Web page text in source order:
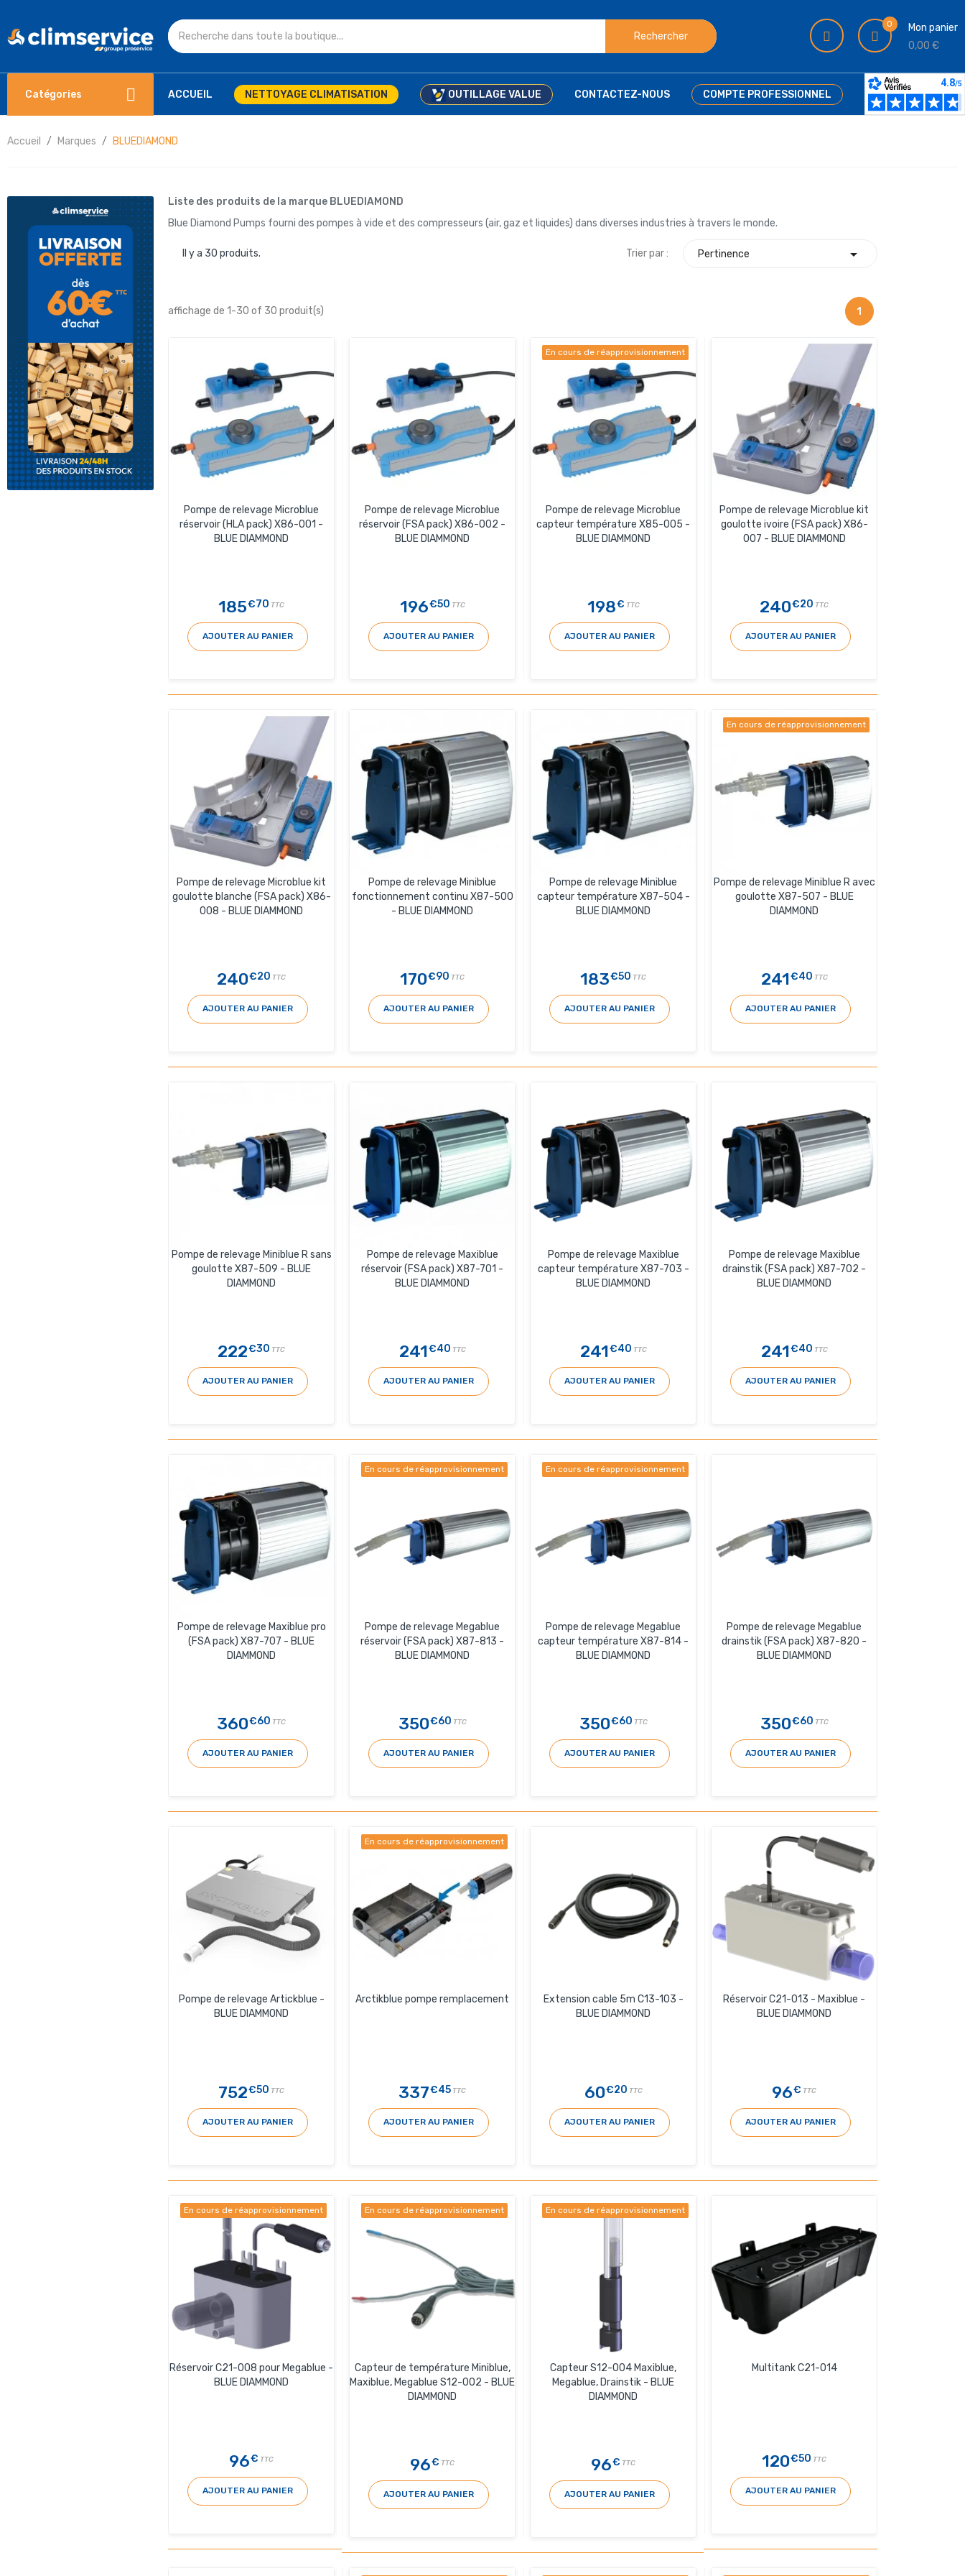
Rechercher
0
Mon panier
0,00 €
Catégories ACCUEIL NETTOYAGE CLIMATISATION OUTILLAGE VALUE CONTACTEZ-NOUS COMPTE PROFESSIONNEL
Accueil Marques BLUEDIAMOND
Liste des produits de la marque BLUEDIAMOND
Blue Diamond Pumps fourni des pompes à vide et des compresseurs (air, gaz et liquides) dans diverses industries à travers le monde.
Il y a 30 produits. Trier par : Pertinence 
affichage de 1-30 of 30 produit(s) 1
Pompe de relevage Microblue
réservoir (HLA pack) X86-001 -
BLUE DIAMMOND
185€70 TTC
AJOUTER AU PANIER
Pompe de relevage Microblue
réservoir (FSA pack) X86-002 -
BLUE DIAMMOND
196€50 TTC
AJOUTER AU PANIER
En cours de réapprovisionnement
Pompe de relevage Microblue
capteur température X85-005 -
BLUE DIAMMOND
198€ TTC
AJOUTER AU PANIER
Pompe de relevage Microblue kit
goulotte ivoire (FSA pack) X86-
007 - BLUE DIAMMOND
240€20 TTC
AJOUTER AU PANIER
Pompe de relevage Microblue kit
goulotte blanche (FSA pack) X86-
008 - BLUE DIAMMOND
240€20 TTC
AJOUTER AU PANIER
Pompe de relevage Miniblue
fonctionnement continu X87-500
- BLUE DIAMMOND
170€90 TTC
AJOUTER AU PANIER
Pompe de relevage Miniblue
capteur température X87-504 -
BLUE DIAMMOND
183€50 TTC
AJOUTER AU PANIER
En cours de réapprovisionnement
Pompe de relevage Miniblue R avec
goulotte X87-507 - BLUE
DIAMMOND
241€40 TTC
AJOUTER AU PANIER
Pompe de relevage Miniblue R sans
goulotte X87-509 - BLUE
DIAMMOND
222€30 TTC
AJOUTER AU PANIER
Pompe de relevage Maxiblue
réservoir (FSA pack) X87-701 -
BLUE DIAMMOND
241€40 TTC
AJOUTER AU PANIER
Pompe de relevage Maxiblue
capteur température X87-703 -
BLUE DIAMMOND
241€40 TTC
AJOUTER AU PANIER
Pompe de relevage Maxiblue
drainstik (FSA pack) X87-702 -
BLUE DIAMMOND
241€40 TTC
AJOUTER AU PANIER
Pompe de relevage Maxiblue pro
(FSA pack) X87-707 - BLUE
DIAMMOND
360€60 TTC
AJOUTER AU PANIER
En cours de réapprovisionnement
Pompe de relevage Megablue
réservoir (FSA pack) X87-813 -
BLUE DIAMMOND
350€60 TTC
AJOUTER AU PANIER
En cours de réapprovisionnement
Pompe de relevage Megablue
capteur température X87-814 -
BLUE DIAMMOND
350€60 TTC
AJOUTER AU PANIER
Pompe de relevage Megablue
drainstik (FSA pack) X87-820 -
BLUE DIAMMOND
350€60 TTC
AJOUTER AU PANIER
Pompe de relevage Artickblue -
BLUE DIAMMOND
752€50 TTC
AJOUTER AU PANIER
En cours de réapprovisionnement
Arctikblue pompe remplacement
337€45 TTC
AJOUTER AU PANIER
Extension cable 5m C13-103 -
BLUE DIAMMOND
60€20 TTC
AJOUTER AU PANIER
Réservoir C21-013 - Maxiblue -
BLUE DIAMMOND
96€ TTC
AJOUTER AU PANIER
En cours de réapprovisionnement
Réservoir C21-008 pour Megablue -
BLUE DIAMMOND
96€ TTC
AJOUTER AU PANIER
En cours de réapprovisionnement
Capteur de température Miniblue,
Maxiblue, Megablue S12-002 - BLUE
DIAMMOND
96€ TTC
AJOUTER AU PANIER
En cours de réapprovisionnement
Capteur S12-004 Maxiblue,
Megablue, Drainstik - BLUE
DIAMMOND
96€ TTC
AJOUTER AU PANIER
Multitank C21-014
120€50 TTC
AJOUTER AU PANIER